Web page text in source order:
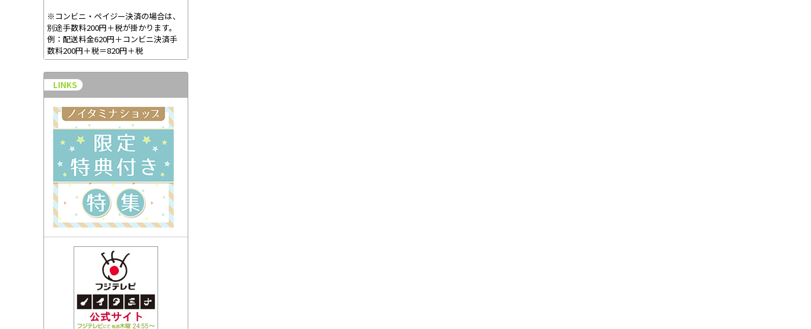
※コンビニ・ペイジー決済の場合は、
別途手数料200円＋税が掛かります。
例：配送料金620円＋コンビニ決済手
数料200円＋税＝820円＋税
LINKS